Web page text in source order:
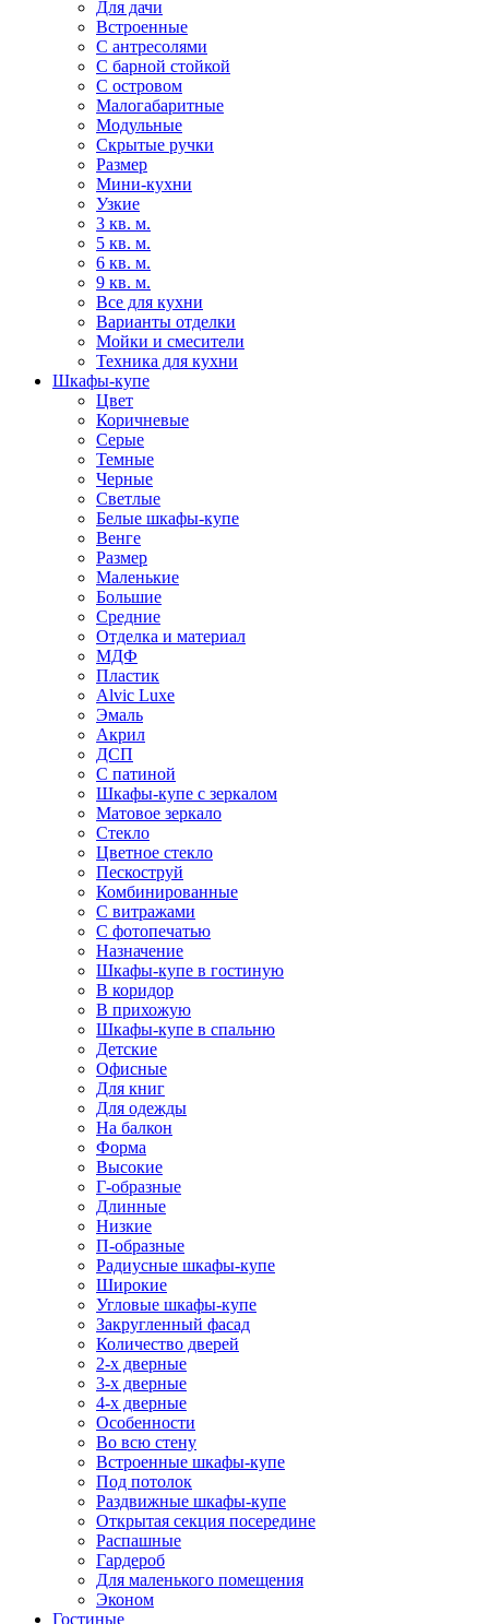
Для дачи
Встроенные
С антресолями
С барной стойкой
С островом
Малогабаритные
Модульные
Скрытые ручки
Размер
Мини-кухни
Узкие
3 кв. м.
5 кв. м.
6 кв. м.
9 кв. м.
Все для кухни
Варианты отделки
Мойки и смесители
Техника для кухни
Шкафы-купе
Цвет
Коричневые
Серые
Темные
Черные
Светлые
Белые шкафы-купе
Венге
Размер
Маленькие
Большие
Средние
Отделка и материал
МДФ
Пластик
Alvic Luxe
Эмаль
Акрил
ДСП
С патиной
Шкафы-купе с зеркалом
Матовое зеркало
Стекло
Цветное стекло
Пескоструй
Комбинированные
С витражами
С фотопечатью
Назначение
Шкафы-купе в гостиную
В коридор
В прихожую
Шкафы-купе в спальню
Детские
Офисные
Для книг
Для одежды
На балкон
Форма
Высокие
Г-образные
Длинные
Низкие
П-образные
Радиусные шкафы-купе
Широкие
Угловые шкафы-купе
Закругленный фасад
Количество дверей
2-х дверные
3-х дверные
4-х дверные
Особенности
Во всю стену
Встроенные шкафы-купе
Под потолок
Раздвижные шкафы-купе
Открытая секция посередине
Распашные
Гардероб
Для маленького помещения
Эконом
Гостиные